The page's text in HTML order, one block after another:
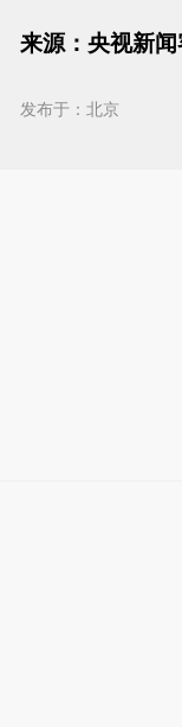
来源：央视新
发布于：北京